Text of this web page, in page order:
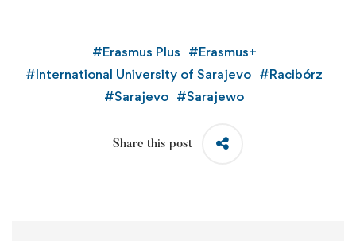
#Erasmus Plus #Erasmus+
#International University of Sarajevo #Racibórz
#Sarajevo #Sarajewo
Share this post